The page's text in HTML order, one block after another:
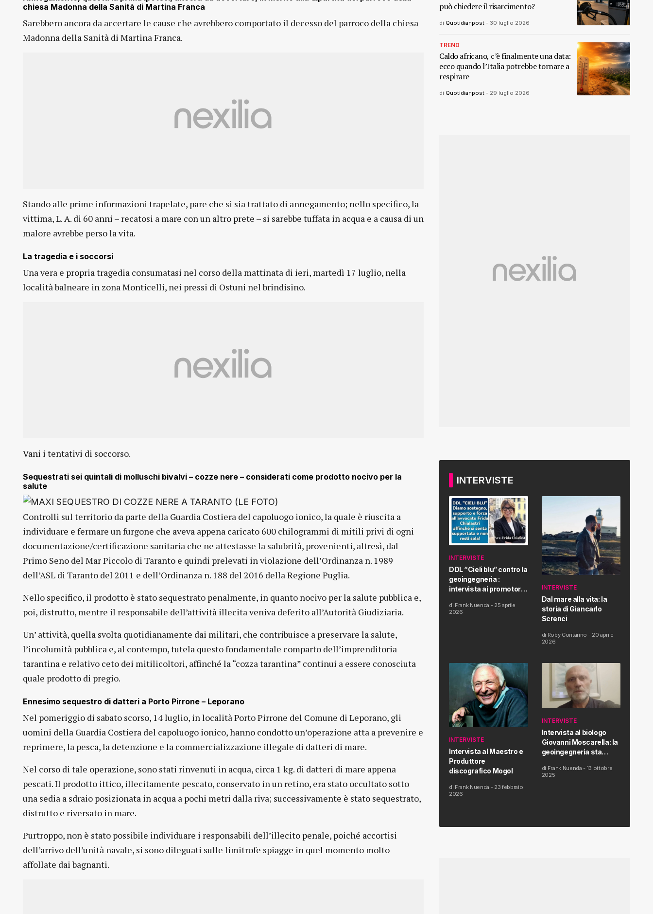
chiesa Madonna della Sanità di Martina Franca
Sarebbero ancora da accertare le cause che avrebbero comportato il decesso del parroco della chiesa
Madonna della Sanità di Martina Franca.
Stando alle prime informazioni trapelate, pare che si sia trattato di annegamento; nello specifico, la
vittima, L. A. di 60 anni – recatosi a mare con un altro prete – si sarebbe tuffata in acqua e a causa di un
malore avrebbe perso la vita.
La tragedia e i soccorsi
Una vera e propria tragedia consumatasi nel corso della mattinata di ieri, martedì 17 luglio, nella
località balneare in zona Monticelli, nei pressi di Ostuni nel brindisino.
Vani i tentativi di soccorso.
Sequestrati sei quintali di molluschi bivalvi – cozze nere – considerati come prodotto nocivo per la
salute
Controlli sul territorio da parte della Guardia Costiera del capoluogo ionico, la quale è riuscita a
individuare e fermare un furgone che aveva appena caricato 600 chilogrammi di mitili privi di ogni
documentazione/certificazione sanitaria che ne attestasse la salubrità, provenienti, altresì, dal
Primo Seno del Mar Piccolo di Taranto e quindi prelevati in violazione dell’Ordinanza n. 1989
dell’ASL di Taranto del 2011 e dell’Ordinanza n. 188 del 2016 della Regione Puglia.
Nello specifico, il prodotto è stato sequestrato penalmente, in quanto nocivo per la salute pubblica e,
poi, distrutto, mentre il responsabile dell’attività illecita veniva deferito all’Autorità Giudiziaria.
Un’ attività, quella svolta quotidianamente dai militari, che contribuisce a preservare la salute,
l’incolumità pubblica e, al contempo, tutela questo fondamentale comparto dell’imprenditoria
tarantina e relativo ceto dei mitilicoltori, affinché la “cozza tarantina” continui a essere conosciuta
quale prodotto di pregio.
Ennesimo sequestro di datteri a Porto Pirrone – Leporano
Nel pomeriggio di sabato scorso, 14 luglio, in località Porto Pirrone del Comune di Leporano, gli
uomini della Guardia Costiera del capoluogo ionico, hanno condotto un’operazione atta a prevenire e
reprimere, la pesca, la detenzione e la commercializzazione illegale di datteri di mare.
Nel corso di tale operazione, sono stati rinvenuti in acqua, circa 1 kg. di datteri di mare appena
pescati. Il prodotto ittico, illecitamente pescato, conservato in un retino, era stato occultato sotto
una sedia a sdraio posizionata in acqua a pochi metri dalla riva; successivamente è stato sequestrato,
distrutto e riversato in mare.
Purtroppo, non è stato possibile individuare i responsabili dell’illecito penale, poiché accortisi
dell’arrivo dell’unità navale, si sono dileguati sulle limitrofe spiagge in quel momento molto
affollate dai bagnanti.
può chiedere il risarcimento?
di Quotidianpost - 30 luglio 2026
TREND
Caldo africano, c’è finalmente una data:
ecco quando l’Italia potrebbe tornare a
respirare
di Quotidianpost - 29 luglio 2026
INTERVISTE
INTERVISTE
DDL “Cieli blu” contro la
geoingegneria :
intervista ai promotori
Proposta di Legge
di Frank Nuenda - 25 aprile
2026
INTERVISTE
Dal mare alla vita: la
storia di Giancarlo
Screnci
di Roby Contarino - 20 aprile
2026
INTERVISTE
Intervista al Maestro e
Produttore
discografico Mogol
di Frank Nuenda - 23 febbraio
2026
INTERVISTE
Intervista al biologo
Giovanni Moscarella: la
geoingegneria sta
salute dell’uomo
di Frank Nuenda - 13 ottobre
2025